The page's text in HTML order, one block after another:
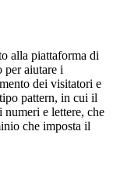
alla piattaforma di
per aiutare i
dei visitatori e
pattern, in cui il
numeri e lettere, che
che imposta il